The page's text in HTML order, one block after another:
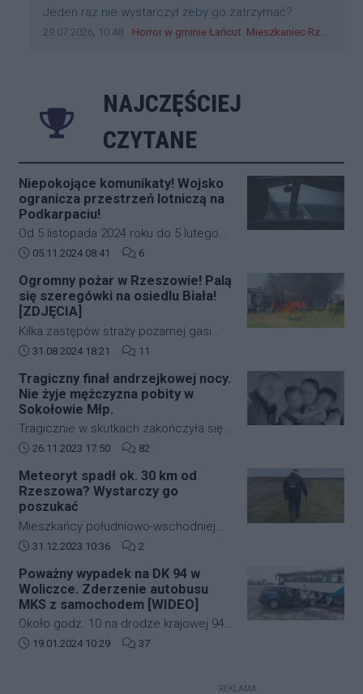
Treść komentarza:
Jeden raz nie wystarczył żeby go zatrzymać?
Data dodania komentarza:
29.07.2026, 10:48 Źródło komentarza:
Horror w gminie Łańcut. Mieszkaniec Rzeszowa terroryzował rodzinę nożem i zaatakował policjantów! [VIDEO]
NAJCZĘŚCIEJ
CZYTANE
Niepokojące komunikaty! Wojsko
ogranicza przestrzeń lotniczą na
Podkarpaciu!
Od 5 listopada 2024 roku do 5 lutego
2025 roku w południowo-wschodniej
obowiązywać będą nowe, bardziej
restrykcyjne zasady dotyczące ruchu
lotniczego. Decyzja ta została podjęta
na wniosek Dowództwa Operacyjnego
Rodzajów Sił Zbrojnych i wprowadza
strefę ograniczonej lotności EP R125.
Data dodania artykułu:
05.11.2024 08:41 Liczba komentarzy artykułu:
6
Ogromny pożar w Rzeszowie! Palą
się szeregówki na osiedlu Biała!
[ZDJĘCIA]
Kilka zastępów straży pożarnej gasi
duży pożar budynków mieszkalnych w
kardynała Karola Wojtyły na
rzeszowskim osiedlu Biała.
Data dodania artykułu:
31.08.2024 18:21 Liczba komentarzy artykułu:
11
Tragiczny finał andrzejkowej nocy.
Nie żyje mężczyzna pobity w
Sokołowie Młp.
Tragicznie w skutkach zakończyła się
andrzejkowa noc w Sokołowie Młp. W
mężczyzna. Zmarł w drodze do
szpitala.
Data dodania artykułu:
26.11.2023 17:50 Liczba komentarzy artykułu:
82
Meteoryt spadł ok. 30 km od
Rzeszowa? Wystarczy go
poszukać
Mieszkańcy południowo-wschodniej
Polski kilkanaście dni temu mogli
Świadkowie zdarzenia twierdzą, że
najpierw usłyszeli głośny huk, a
następnie zobaczyli jasną kulę ognia,
która przeleciała przez niebo.
Data dodania artykułu:
31.12.2023 10:36 Liczba komentarzy artykułu:
2
Poważny wypadek na DK 94 w
Woliczce. Zderzenie autobusu
MKS z samochodem [WIDEO]
Około godz. 10 na drodze krajowej 94
w Woliczce w gminie Świlcza doszło
Data dodania artykułu:
19.01.2024 10:29 Liczba komentarzy artykułu:
37
REKLAMA